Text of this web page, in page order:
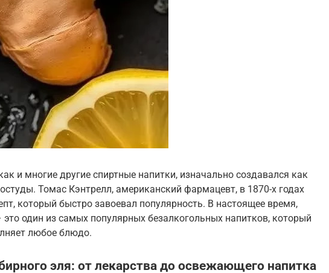
и многие другие спиртные напитки, изначально создавался как
Томас Кэнтрелл, американский фармацевт, в 1870-х годах
который быстро завоевал популярность. В настоящее время,
один из самых популярных безалкогольных напитков, который
любое блюдо.
эля: от лекарства до освежающего напитка